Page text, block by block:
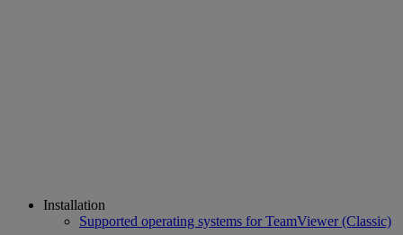
Installation
Supported operating systems for TeamViewer (Classic)